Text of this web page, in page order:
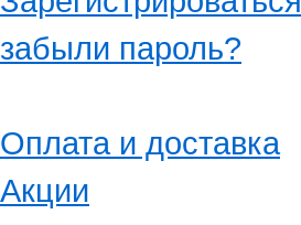
забыли пароль?
Оплата и доставка
Акции